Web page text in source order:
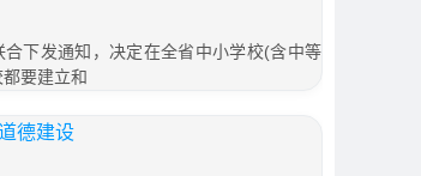
下发通知，决定在全省中小学校(含中等
要建立和
德建设